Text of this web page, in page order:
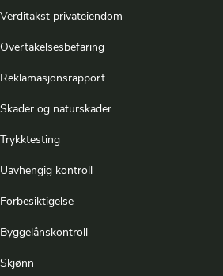
Verditakst privateiendom
Overtakelsesbefaring
Reklamasjonsrapport
Skader og naturskader
Trykktesting
Uavhengig kontroll
Forbesiktigelse
Byggelånskontroll
Skjønn